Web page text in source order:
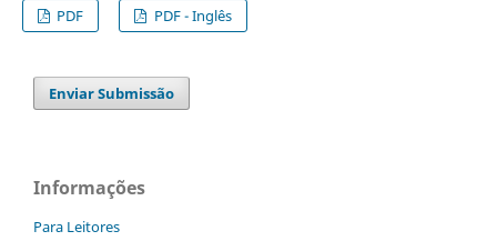
PDF
PDF - Inglês
Enviar Submissão
Informações
Para Leitores